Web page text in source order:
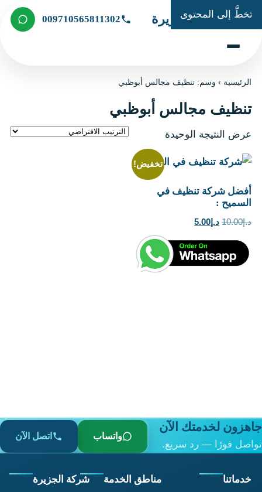
تخطَّ إلى المحتوى
شركة الجزيرة 009710565811302
الرئيسية ›وسم: تنظيف مجالس أبوظبي
تنظيف مجالس أبوظبي
عرض النتيجة الوحيدة
تخفيض!
أفضل شركة تنظيف في
السميح :
د.إ10.00 السعر
هو:
د.إ10.00.
د.إ 5.00السعر
هو:
د.إ5.00.
جاهزون لخدمتك الآن
تواصل فورًا — رد سريع.
واتساب اتصل الآن
خدماتنا مناطق الخدمة شركة الجزيرة